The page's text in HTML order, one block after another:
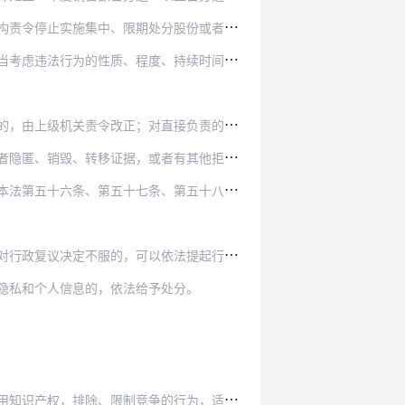
份或者资产、限期转让营业以及采取其他必要措…
、持续时间和消除违法行为后果的情况等因素。
负责的主管人员和其他直接责任人员依法给予处…
其他拒绝、阻碍调查行为的，由反垄断执法机构…
五十八条、第六十二条规定的罚款数额的二倍以…
议决定不服的，可以依法提起行政诉讼。
和个人信息的，依法给予处分。
权，排除、限制竞争的行为，适用本法。